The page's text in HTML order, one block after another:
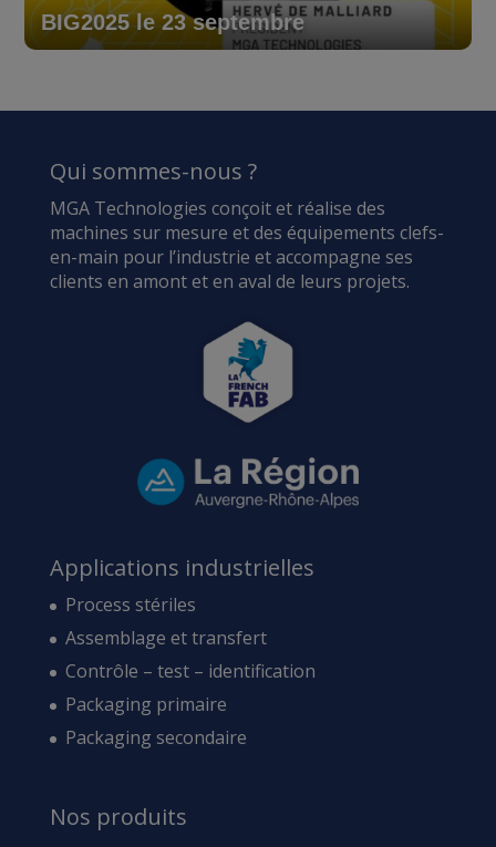
BIG2025 le 23 septembre
Qui sommes-nous ?
MGA Technologies conçoit et réalise des
machines sur mesure et des équipements clefs-
en-main pour l’industrie et accompagne ses
clients en amont et en aval de leurs projets.
Applications industrielles
Process stériles
Assemblage et transfert
Contrôle – test – identification
Packaging primaire
Packaging secondaire
Nos produits